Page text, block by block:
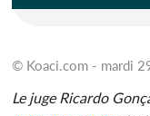
© Koaci.com - mardi
Le juge Ricardo